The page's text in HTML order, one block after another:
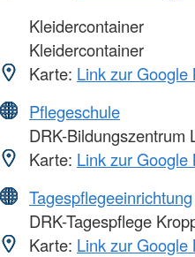
Kleidercontainer
Kleidercontainer
Karte: Link zur Google
Pflegeschule
DRK-Bildungszentrum
Karte: Link zur Google
Tagespflegeeinrichtung
DRK-Tagespflege
Karte: Link zur Google